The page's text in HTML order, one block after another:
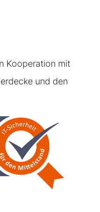
Kooperation mit
und den